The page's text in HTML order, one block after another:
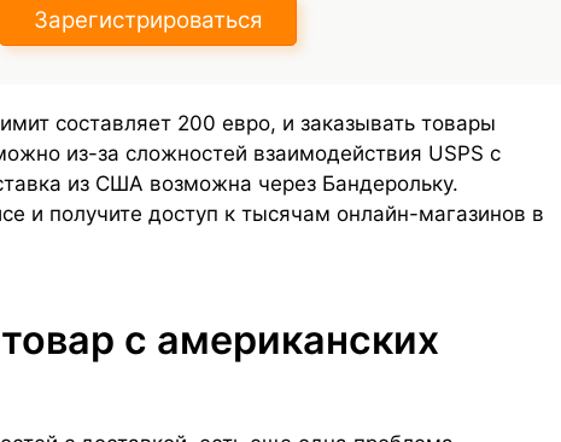
Зарегистрироваться
составляет 200 евро, и заказывать товары
из-за сложностей взаимодействия USPS с
из США возможна через Бандерольку.
и получите доступ к тысячам онлайн-магазинов в
с американских